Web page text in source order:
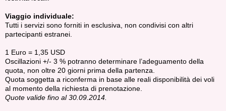
Viaggio individuale:
Tutti i servizi sono forniti in esclusiva, non condivisi con altri
partecipanti estranei.
1 Euro = 1,35 USD
Oscillazioni +/- 3 % potranno determinare l’adeguamento della
quota, non oltre 20 giorni prima della partenza.
Quota soggetta a riconferma in base alle reali disponibilità dei voli
al momento della richiesta di prenotazione.
Quote valide fino al 30.09.2014.